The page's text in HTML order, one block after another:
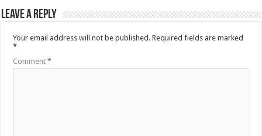
Leave a Reply
Your email address will not be published. Required fields are marked
*
Comment*